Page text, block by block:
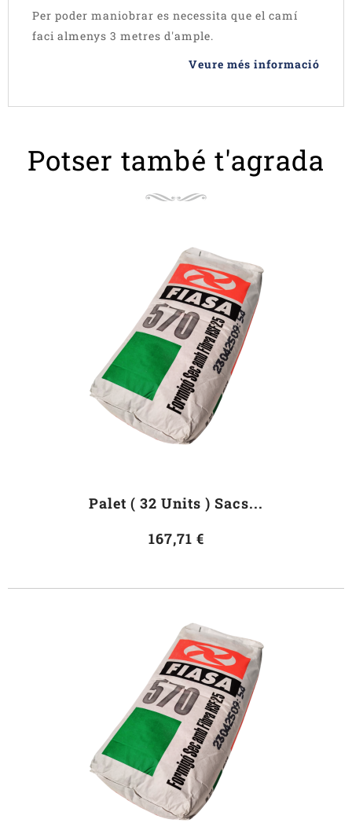
Per poder maniobrar es necessita que el camí
faci almenys 3 metres d'ample.
Veure més informació
Potser també t'agrada
Palet ( 32 Units ) Sacs...
167,71 €